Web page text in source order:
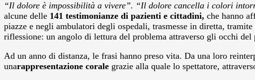
“Il dolore è impossibilità a vivere”. “Il dolore cancella i colori
alcune delle 141 testimonianze di pazienti e cittadini, che hanno
piazze e negli ambulatori degli ospedali, trasmesse in diretta,
riflessione: un angolo di lettura del problema attraverso gli occhi del
Ad un anno di distanza, le frasi hanno preso vita. Da una loro
unarappresentazione corale grazie alla quale lo spettatore,